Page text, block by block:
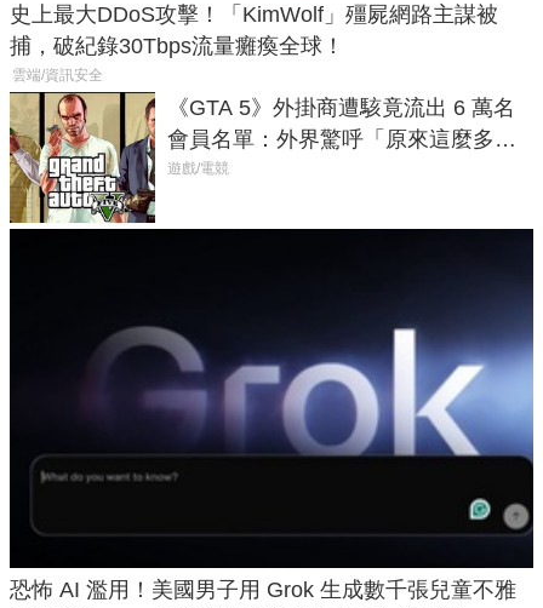
史上最大DDoS攻擊！「KimWolf」殭屍網路主謀被
捕，破紀錄30Tbps流量癱瘓全球！
雲端/資訊安全
《GTA 5》外掛商遭駭竟流出 6 萬名
會員名單：外界驚呼「原來這麼多人
在開掛！」
遊戲/電競
恐怖 AI 濫用！美國男子用 Grok 生成數千張兒童不雅